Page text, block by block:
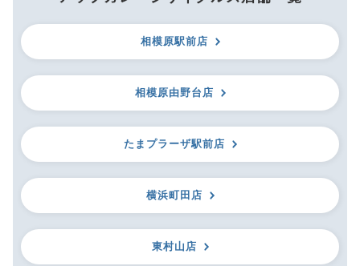
相模原駅前店
相模原由野台店
たまプラーザ駅前店
横浜町田店
東村山店